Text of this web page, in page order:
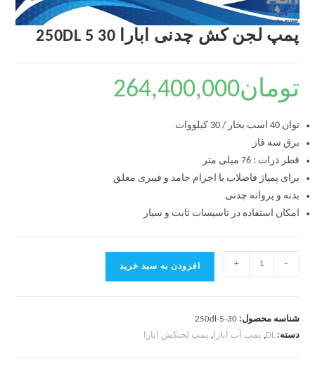
پمپ لجن کش چدنی ابارا 250DL 5 30
تومان264,400,000
توان 40 اسب بخار / 30 کیلووات
برق سه فاز
قطر ذرات : 76 میلی متر
برای پمپاژ فاضلاب با اجرام جامد و فیبری معلق
بدنه و پروانه چدنی
امکان استفاده در تاسیسات ثابت و سیار
-
+ افزودن به سبد خرید
شناسه محصول:250dl-5-30
دسته:DL
, پمپ آب ابارا, پمپ لجنکش ابارا